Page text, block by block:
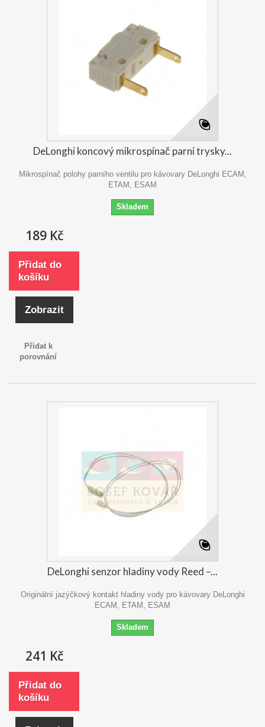
DeLonghi koncový mikrospínač parní trysky...
Mikrospínač polohy parního ventilu pro kávovary DeLonghi ECAM,
ETAM, ESAM
Skladem
189 Kč
Přidat do
košíku
Zobrazit
Přidat k
porovnání
DeLonghi senzor hladiny vody Reed –...
Originální jazýčkový kontakt hladiny vody pro kávovary DeLonghi
ECAM, ETAM, ESAM
Skladem
241 Kč
Přidat do
košíku